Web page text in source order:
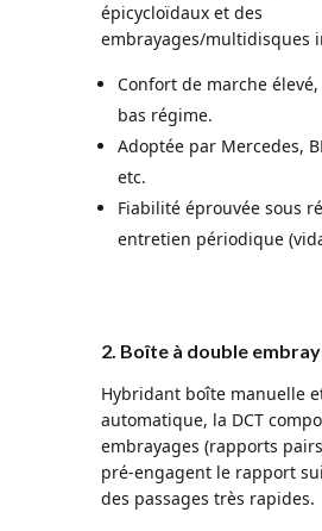
épicycloïdaux et des
embrayages/multidisques
Confort de marche
bas régime.
Adoptée par Mercedes,
etc.
Fiabilité éprouvée sous
entretien périodique
2. Boîte à double
Hybridant boîte manuelle
automatique, la DCT
embrayages (rapports
pré-engagent le rapport
des passages très rapides.